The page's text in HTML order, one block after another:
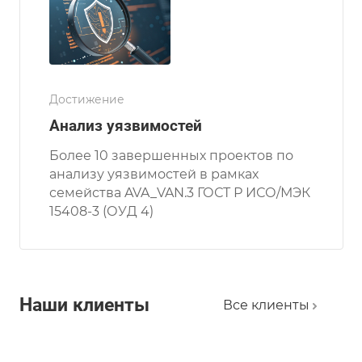
Достижение
Анализ уязвимостей
Более 10 завершенных проектов по
анализу уязвимостей в рамках
семейства AVA_VAN.3 ГОСТ Р ИСО/МЭК
15408-3 (ОУД 4)
Наши клиенты Все клиенты